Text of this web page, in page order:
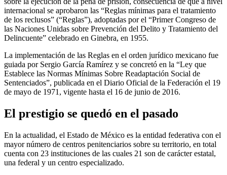
internacional se aprobaron las “Reglas mínimas para el tratamiento
de los reclusos” (“Reglas”), adoptadas por el “Primer Congreso de
las Naciones Unidas sobre Prevención del Delito y Tratamiento del
Delincuente” celebrado en Ginebra, en 1955.
La implementación de las Reglas en el orden jurídico mexicano fue
guiada por Sergio García Ramírez y se concretó en la “Ley que
Establece las Normas Mínimas Sobre Readaptación Social de
Sentenciados”, publicada en el Diario Oficial de la Federación el 19
de mayo de 1971, vigente hasta el 16 de junio de 2016.
El prestigio se quedó en el pasado
En la actualidad, el Estado de México es la entidad federativa con el
mayor número de centros penitenciarios sobre su territorio, en total
cuenta con 23 instituciones de las cuales 21 son de carácter estatal,
una federal y un centro especializado.